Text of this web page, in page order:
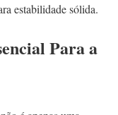
estabilidade sólida.
Para a